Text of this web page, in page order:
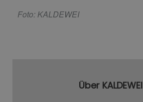
Foto: KALDEWEI
Über KALDEWEI